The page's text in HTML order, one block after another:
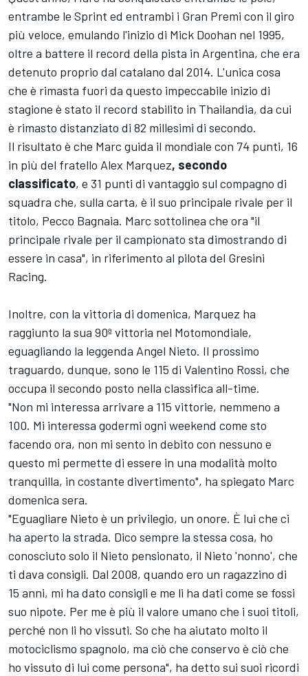
entrambe le Sprint ed entrambi i Gran Premi con il giro
più veloce, emulando l'inizio di Mick Doohan nel 1995,
oltre a battere il record della pista in Argentina, che era
detenuto proprio dal catalano dal 2014. L'unica cosa
che è rimasta fuori da questo impeccabile inizio di
stagione è stato il record stabilito in Thailandia, da cui
è rimasto distanziato di 82 millesimi di secondo.
Il risultato è che Marc guida il mondiale con 74 punti, 16
in più del fratello Alex Marquez, secondo
classificato, e 31 punti di vantaggio sul compagno di
squadra che, sulla carta, è il suo principale rivale per il
titolo, Pecco Bagnaia. Marc sottolinea che ora "il
principale rivale per il campionato sta dimostrando di
essere in casa", in riferimento al pilota del Gresini
Racing.
Inoltre, con la vittoria di domenica, Marquez ha
raggiunto la sua 90ª vittoria nel Motomondiale,
eguagliando la leggenda Angel Nieto. Il prossimo
traguardo, dunque, sono le 115 di Valentino Rossi, che
occupa il secondo posto nella classifica all-time.
"Non mi interessa arrivare a 115 vittorie, nemmeno a
100. Mi interessa godermi ogni weekend come sto
facendo ora, non mi sento in debito con nessuno e
questo mi permette di essere in una modalità molto
tranquilla, in costante divertimento", ha spiegato Marc
domenica sera.
"Eguagliare Nieto è un privilegio, un onore. È lui che ci
ha aperto la strada. Dico sempre la stessa cosa, ho
conosciuto solo il Nieto pensionato, il Nieto 'nonno', che
ti dava consigli. Dal 2008, quando ero un ragazzino di
15 anni, mi ha dato consigli e me li ha dati come se fossi
suo nipote. Per me è più il valore umano che i suoi titoli,
perché non li ho vissuti. So che ha aiutato molto il
motociclismo spagnolo, ma ciò che conservo è ciò che
ho vissuto di lui come persona", ha detto sui suoi ricordi